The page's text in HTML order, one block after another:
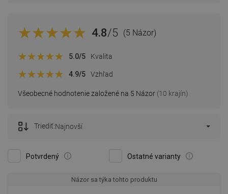
4.8/5 (5 Názor)
Všeobecné hodnotenie založené na 5 Názor (10 krajín)
5.0/5 Kvalita
4.9/5 Vzhľad
Potvrdený Ostatné varianty
Triediť:Najnovší
Názor sa týka tohto produktu